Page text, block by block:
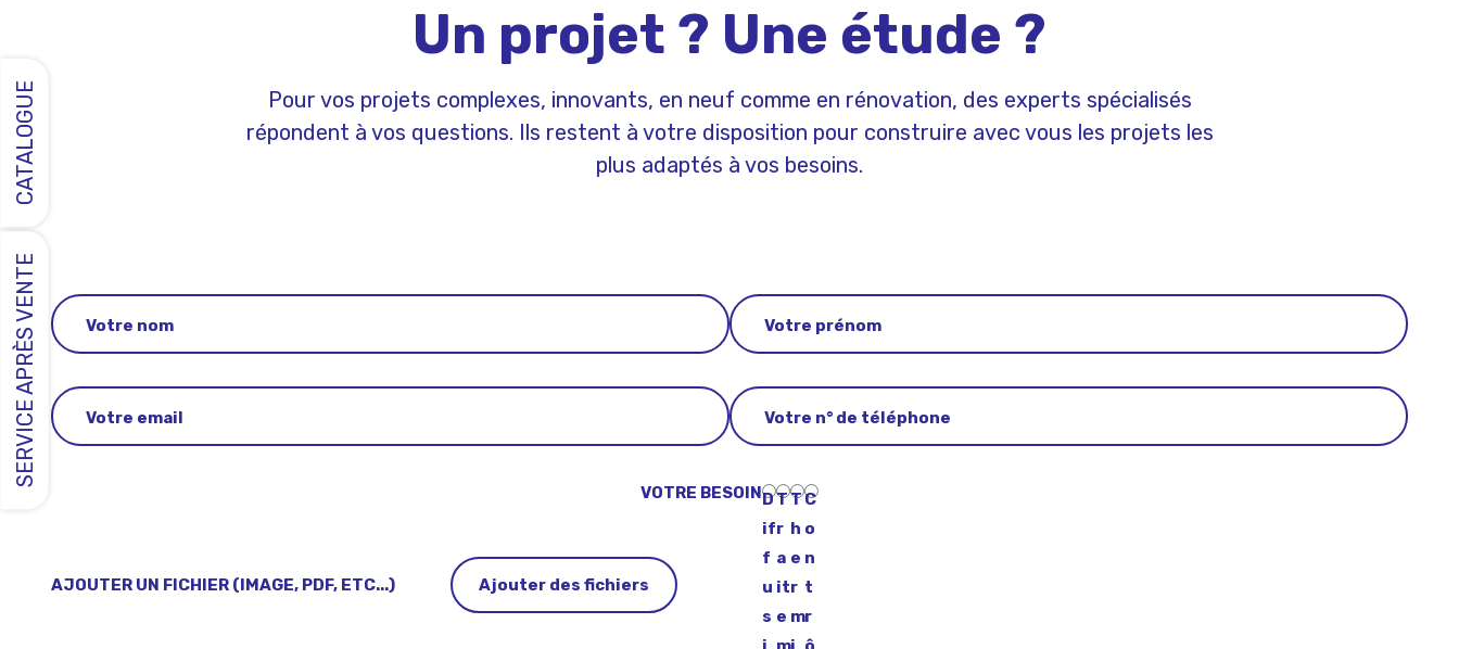
SERVICE APRÈS VENTE
CATALOGUE
Un projet ? Une étude ?
Pour vos projets complexes, innovants, en neuf comme en rénovation, des experts spécialisés
répondent à vos questions. Ils restent à votre disposition pour construire avec vous les projets les
plus adaptés à vos besoins.
VOTRE BESOIN
AJOUTER UN FICHIER (IMAGE, PDF, ETC...)